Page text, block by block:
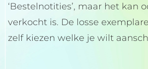
‘Bestelnotities’, maar het kan
verkocht is. De losse
zelf kiezen welke je wilt